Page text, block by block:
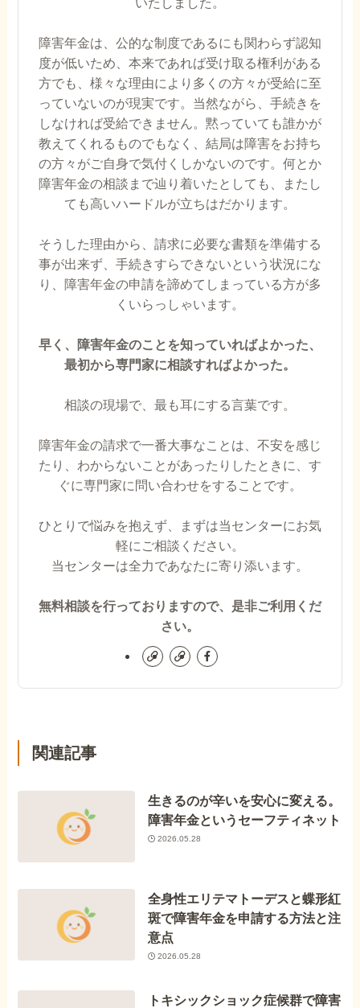
障害年金は、公的な制度であるにも関わらず認知
度が低いため、本来であれば受け取る権利がある
方でも、様々な理由により多くの方々が受給に至
っていないのが現実です。当然ながら、手続きを
しなければ受給できません。黙っていても誰かが
教えてくれるものでもなく、結局は障害をお持ち
の方々がご自身で気付くしかないのです。何とか
障害年金の相談まで辿り着いたとしても、またし
ても高いハードルが立ちはだかります。
そうした理由から、請求に必要な書類を準備する
事が出来ず、手続きすらできないという状況にな
り、障害年金の申請を諦めてしまっている方が多
くいらっしゃいます。
早く、障害年金のことを知っていればよかった、
最初から専門家に相談すればよかった。
相談の現場で、最も耳にする言葉です。
障害年金の請求で一番大事なことは、不安を感じ
たり、わからないことがあったりしたときに、す
ぐに専門家に問い合わせをすることです。
ひとりで悩みを抱えず、まずは当センターにお気
軽にご相談ください。
当センターは全力であなたに寄り添います。
無料相談を行っておりますので、是非ご利用くだ
さい。
関連記事
生きるのが辛いを安心に変える。
障害年金というセーフティネット
2026.05.28
全身性エリテマトーデスと蝶形紅
斑で障害年金を申請する方法と注
意点
2026.05.28
トキシックショック症候群で障害